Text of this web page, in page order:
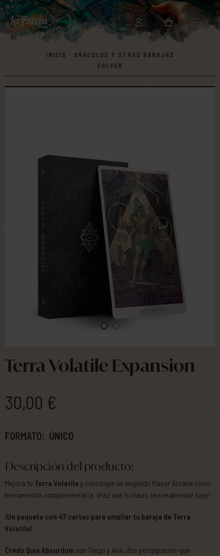
INICIO · ORÁCULOS Y OTRAS BARAJAS
VOLVER
Terra Volatile Expansion
30,00 €
FORMATO: ÚNICO
Descripción del producto:
Mejora tu Terra Volatile y construye un segundo Mayor Arcana como
herramienta complementaria. ¡Haz que tu mazo sea realmente tuyo!
¡Un paquete con 47 cartas para ampliar tu baraja de Terra
Volatile!
Credo Quia Absurdum son Tiago y Ana, dos portugueses que